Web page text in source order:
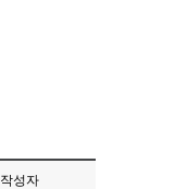
작성자